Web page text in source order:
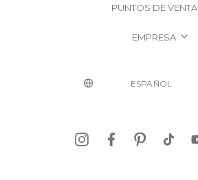
PUNTOS DE VENTA
EMPRESA